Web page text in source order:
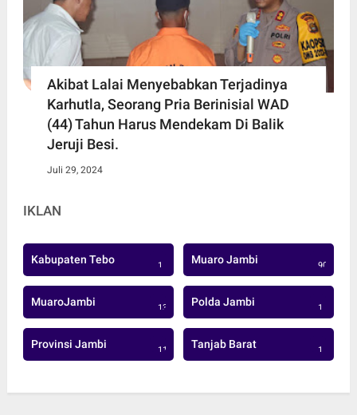
Akibat Lalai Menyebabkan Terjadinya
Karhutla, Seorang Pria Berinisial WAD
(44) Tahun Harus Mendekam Di Balik
Jeruji Besi.
Juli 29, 2024
IKLAN
Kabupaten Tebo 1 Muaro Jambi 906
MuaroJambi 137 Polda Jambi 1
Provinsi Jambi 113 Tanjab Barat 1